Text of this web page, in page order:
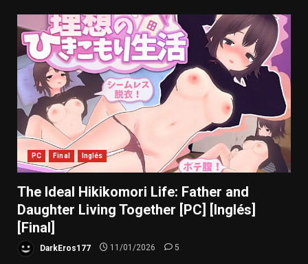
PC Final Inglés
The Ideal Hikikomori Life: Father and
Daughter Living Together [PC] [Inglés]
[Final]
DarkEros177 11/01/2026 5